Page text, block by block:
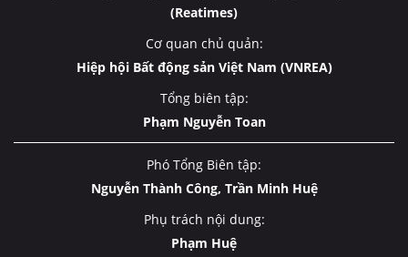
(Reatimes)
Cơ quan chủ quản:
Hiệp hội Bất động sản Việt Nam (VNREA)
Tổng biên tập:
Phạm Nguyễn Toan
Phó Tổng Biên tập:
Nguyễn Thành Công, Trần Minh Huệ
Phụ trách nội dung:
Phạm Huệ